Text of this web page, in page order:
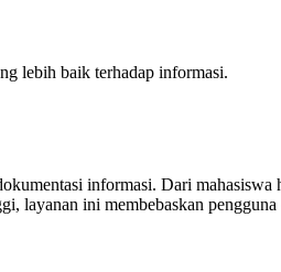
lebih baik terhadap informasi.
informasi. Dari
layanan ini membebaskan